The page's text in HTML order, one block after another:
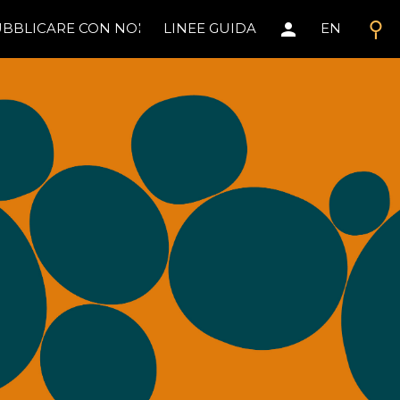
search
CON NOI LINEE GUIDA person EN